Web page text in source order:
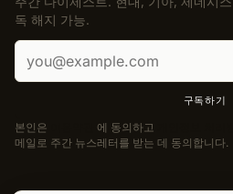
독 해지 가능.
이메일 주소
구독하기
본인은 에 동의하고
메일로 주간 뉴스레터를 받는 데 동의합니다.